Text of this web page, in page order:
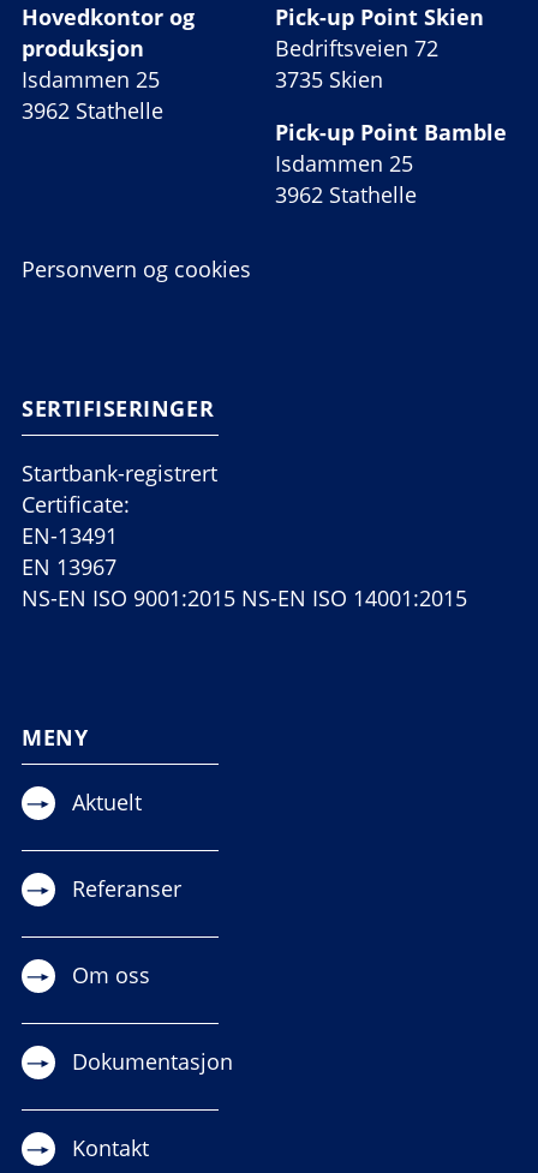
Hovedkontor og
produksjon
Isdammen 25
3962 Stathelle
Pick-up Point Skien
Bedriftsveien 72
3735 Skien
Pick-up Point Bamble
Isdammen 25
3962 Stathelle
Personvern og cookies
SERTIFISERINGER
Startbank-registrert
Certificate:
EN-13491
EN 13967
NS-EN ISO 9001:2015 NS-EN ISO 14001:2015
MENY
Aktuelt
Referanser
Om oss
Dokumentasjon
Kontakt